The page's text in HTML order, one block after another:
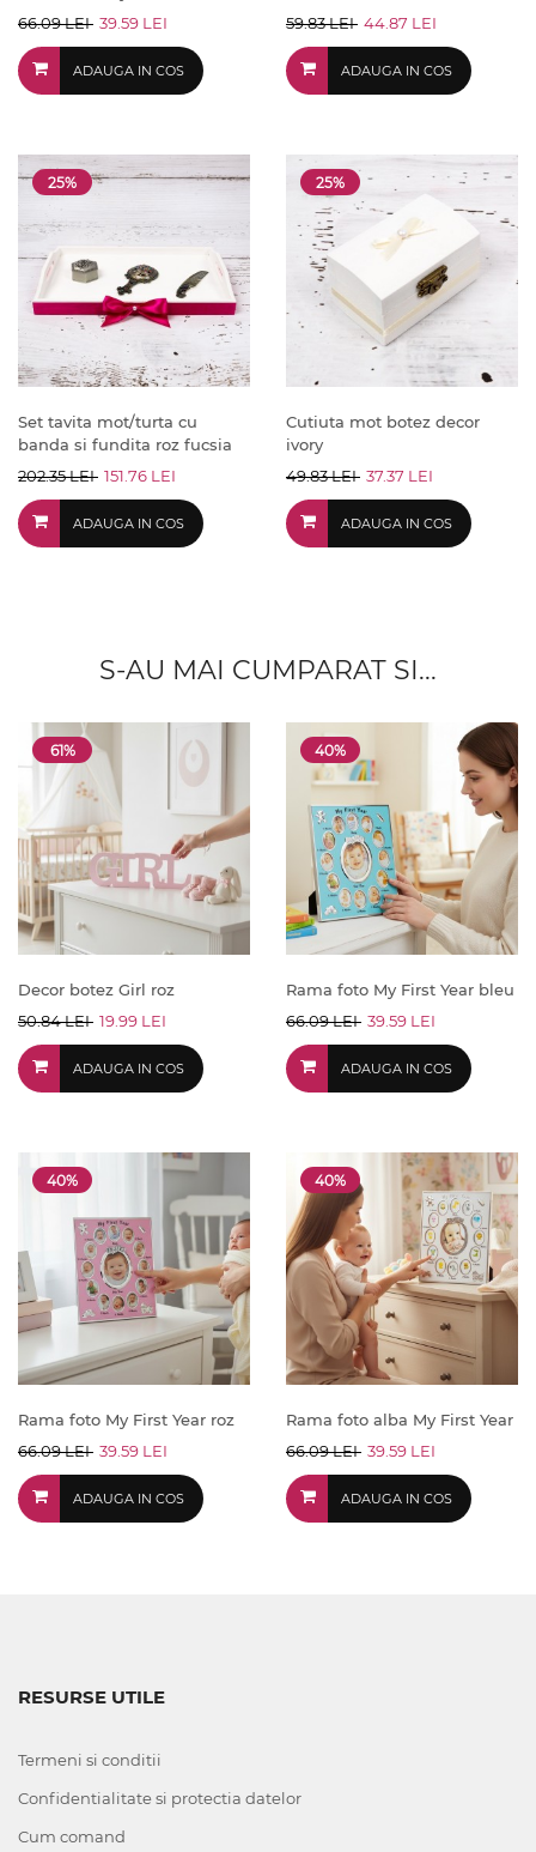
66.09 LEI 39.59 LEI
ADAUGA IN COS
59.83 LEI 44.87 LEI
ADAUGA IN COS
25%
Set tavita mot/turta cu
banda si fundita roz fucsia
202.35 LEI 151.76 LEI
ADAUGA IN COS
25%
Cutiuta mot botez decor
ivory
49.83 LEI 37.37 LEI
ADAUGA IN COS
S-AU MAI CUMPARAT SI...
61%
Decor botez Girl roz
50.84 LEI 19.99 LEI
ADAUGA IN COS
40%
Rama foto My First Year bleu
66.09 LEI 39.59 LEI
ADAUGA IN COS
40%
Rama foto My First Year roz
66.09 LEI 39.59 LEI
ADAUGA IN COS
40%
Rama foto alba My First Year
66.09 LEI 39.59 LEI
ADAUGA IN COS
RESURSE UTILE
Termeni si conditii
Confidentialitate si protectia datelor
Cum comand